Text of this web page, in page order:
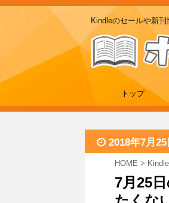
Kindleのセールや新
トップ
2018年7月25
HOME > Kindle
7月25